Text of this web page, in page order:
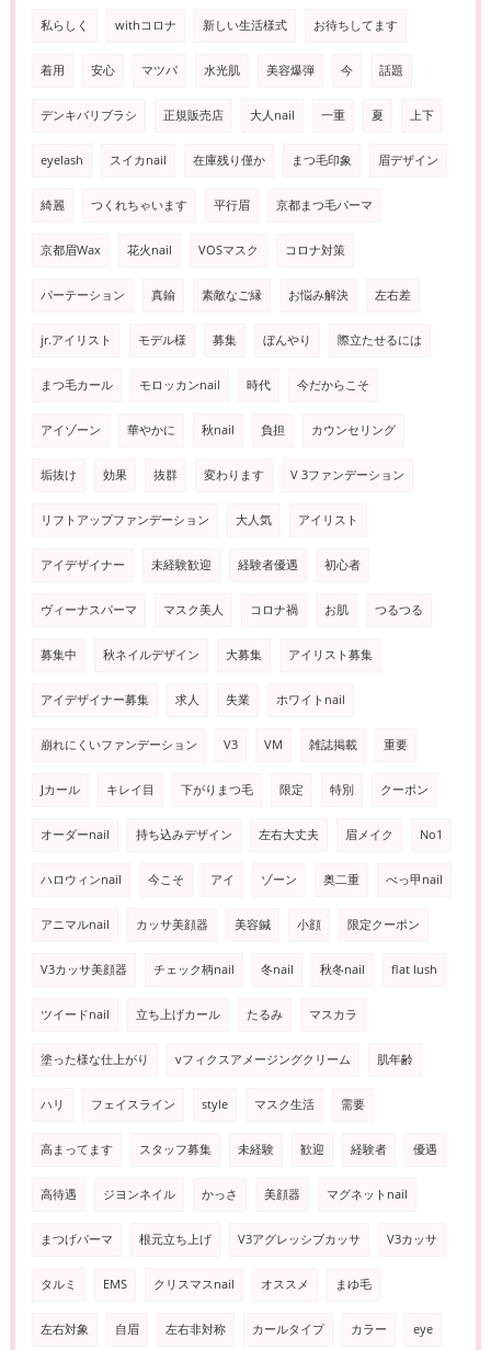
私らしく withコロナ 新しい生活様式 お待ちしてます
着用 安心 マツパ 水光肌 美容爆弾 今 話題
デンキバリブラシ 正規販売店 大人nail 一重 夏 上下
eyelash スイカnail 在庫残り僅か まつ毛印象 眉デザイン
綺麗 つくれちゃいます 平行眉 京都まつ毛パーマ
京都眉Wax 花火nail VOSマスク コロナ対策
パーテーション 真鍮 素敵なご縁 お悩み解決 左右差
jr.アイリスト モデル様 募集 ぼんやり 際立たせるには
まつ毛カール モロッカンnail 時代 今だからこそ
アイゾーン 華やかに 秋nail 負担 カウンセリング
垢抜け 効果 抜群 変わります V 3ファンデーション
リフトアップファンデーション 大人気 アイリスト
アイデザイナー 未経験歓迎 経験者優遇 初心者
ヴィーナスパーマ マスク美人 コロナ禍 お肌 つるつる
募集中 秋ネイルデザイン 大募集 アイリスト募集
アイデザイナー募集 求人 失業 ホワイトnail
崩れにくいファンデーション V3 VM 雑誌掲載 重要
Jカール キレイ目 下がりまつ毛 限定 特別 クーポン
オーダーnail 持ち込みデザイン 左右大丈夫 眉メイク No1
ハロウィンnail 今こそ アイ ゾーン 奥二重 べっ甲nail
アニマルnail カッサ美顔器 美容鍼 小顔 限定クーポン
V3カッサ美顔器 チェック柄nail 冬nail 秋冬nail flat lush
ツイードnail 立ち上げカール たるみ マスカラ
塗った様な仕上がり vフィクスアメージングクリーム 肌年齢
ハリ フェイスライン style マスク生活 需要
高まってます スタッフ募集 未経験 歓迎 経験者 優遇
高待遇 ジヨンネイル かっさ 美顔器 マグネットnail
まつげパーマ 根元立ち上げ V3アグレッシブカッサ V3カッサ
タルミ EMS クリスマスnail オススメ まゆ毛
左右対象 自眉 左右非対称 カールタイプ カラー eye